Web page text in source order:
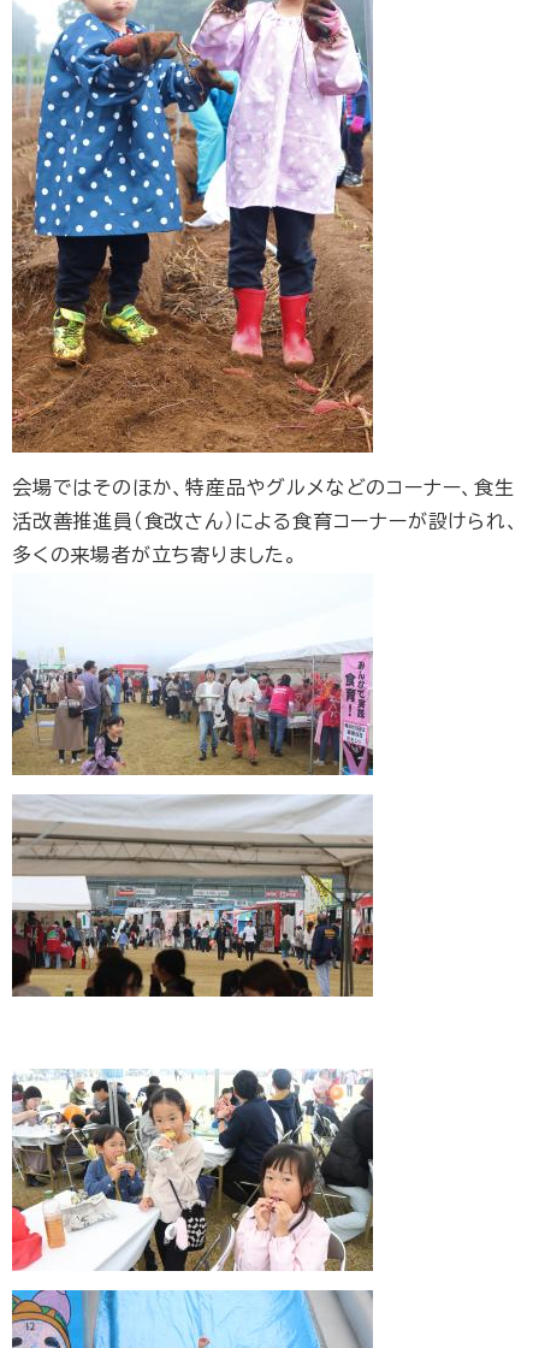
会場ではそのほか、特産品やグルメなどのコーナー、食生
活改善推進員（食改さん）による食育コーナーが設けられ、
多くの来場者が立ち寄りました。